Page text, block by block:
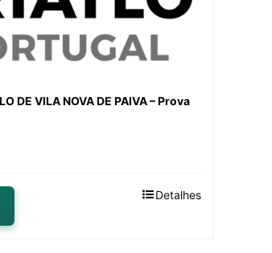
DE VILA NOVA DE PAIVA – Prova
Detalhes